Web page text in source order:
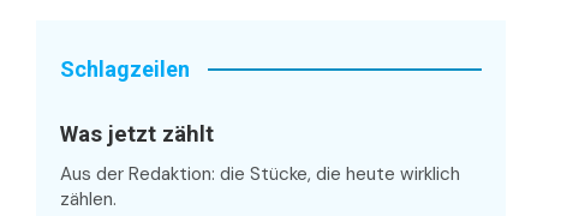
Schlagzeilen
Was jetzt zählt
Aus der Redaktion: die Stücke, die heute wirklich
zählen.